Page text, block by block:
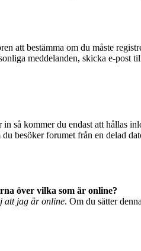
att bestämma om du måste
meddelanden, skicka e-post
så kommer du endast att hållas
besöker forumet från en delad
över vilka som är online?
att jag är online. Om du sätter